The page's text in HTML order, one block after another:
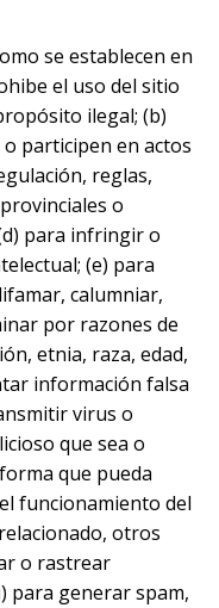
se establecen en
el uso del sitio
ilegal; (b)
participen en actos
reglas,
o
para infringir o
(e) para
calumniar,
por razones de
etnia, raza, edad,
información falsa
virus o
que sea o
que pueda
funcionamiento del
otros
o rastrear
para generar spam,